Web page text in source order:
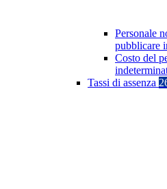
Personale
pubblicare
Costo del
Tassi di assenza